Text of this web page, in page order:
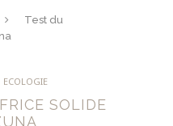
Test du
ECOLOGIE
SOLIDE